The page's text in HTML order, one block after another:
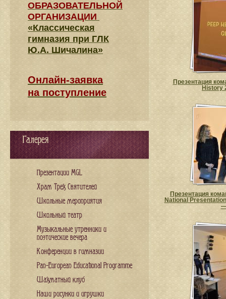
Презентация
History
Презентация
National
—
ОБРАЗОВАТЕЛЬНОЙ
ОРГАНИЗАЦИИ
«Классическая
гимназия при ГЛК
Ю.А. Шичалина»
Онлайн-заявка
на поступление
Галерея
Презентации MGL
Храм Трех Святителей
Школьные мероприятия
Школьный театр
Музыкальные утренники и
поэтические вечера
Конференции в гимназии
Pan-European Educational Programme
Шахматный клуб
Наши рисунки и игрушки